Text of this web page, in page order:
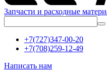
Запчасти и расходные
+7(727)347-00-20
+7(708)259-12-49
Написать нам